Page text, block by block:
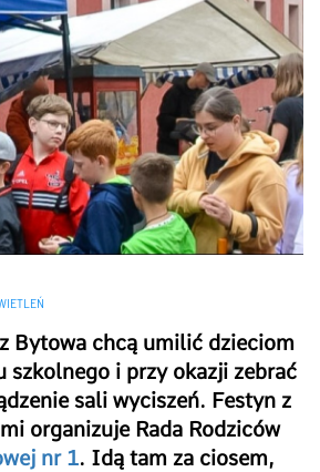
Bytowa chcą umilić dzieciom
szkolnego i przy okazji zebrać
sali wyciszeń. Festyn z
organizuje Rada Rodziców
nr 1. Idą tam za ciosem,